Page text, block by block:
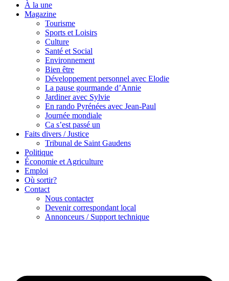
À la une
Magazine
Tourisme
Sports et Loisirs
Culture
Santé et Social
Environnement
Bien être
Développement personnel avec Elodie
La pause gourmande d’Annie
Jardiner avec Sylvie
En rando Pyrénées avec Jean-Paul
Journée mondiale
Ca s’est passé un
Faits divers / Justice
Tribunal de Saint Gaudens
Politique
Économie et Agriculture
Emploi
Où sortir?
Contact
Nous contacter
Devenir correspondant local
Annonceurs / Support technique